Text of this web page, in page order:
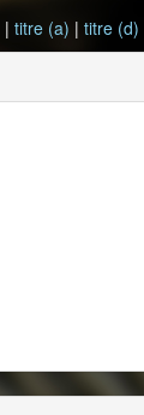
|titre (a) |titre (d)